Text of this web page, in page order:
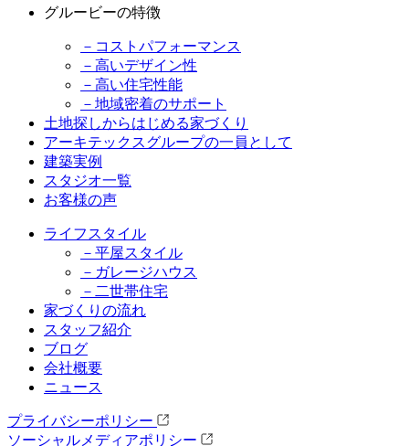
グルービーの特徴
－コストパフォーマンス
－高いデザイン性
－高い住宅性能
－地域密着のサポート
土地探しからはじめる家づくり
アーキテックスグループの一員として
建築実例
スタジオ一覧
お客様の声
ライフスタイル
－平屋スタイル
－ガレージハウス
－二世帯住宅
家づくりの流れ
スタッフ紹介
ブログ
会社概要
ニュース
プライバシーポリシー
ソーシャルメディアポリシー